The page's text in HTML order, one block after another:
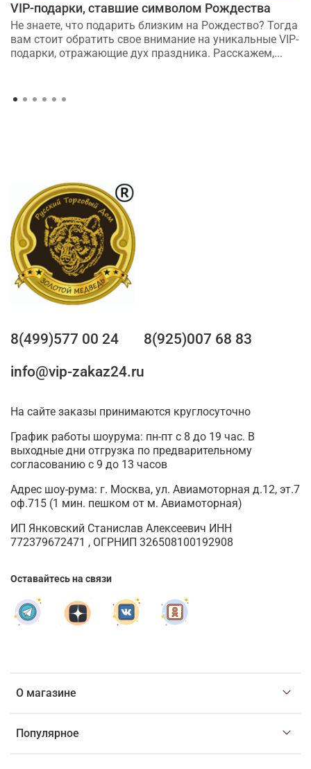
VIP-подарки, ставшие символом Рождества
Не знаете, что подарить близким на Рождество? Тогда
вам стоит обратить свое внимание на уникальные VIP-
подарки, отражающие дух праздника. Расскажем,...
О магазине
Популярное
8(499)577 00 24
8(925)007 68 83
info@vip-zakaz24.ru
На сайте заказы принимаются круглосуточно
График работы шоурума: пн-пт с 8 до 19 час. В
выходные дни отгрузка по предварительному
согласованию с 9 до 13 часов
Адрес шоу-рума: г. Москва, ул. Авиамоторная д.12, эт.7
оф.715 (1 мин. пешком от м. Авиамоторная)
ИП Янковский Станислав Алексеевич ИНН
772379672471 , ОГРНИП 326508100192908
Оставайтесь на связи